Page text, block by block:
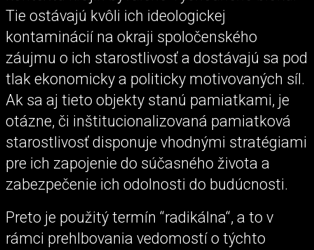
Tie ostávajú kvôli ich ideologickej
kontaminácií na okraji spoločenského
záujmu o ich starostlivosť a dostávajú sa pod
tlak ekonomicky a politicky motivovaných síl.
Ak sa aj tieto objekty stanú pamiatkami, je
otázne, či inštitucionalizovaná pamiatková
starostlivosť disponuje vhodnými stratégiami
pre ich zapojenie do súčasného života a
zabezpečenie ich odolnosti do budúcnosti.
Preto je použitý termín “radikálna“, a to v
rámci prehlbovania vedomostí o týchto